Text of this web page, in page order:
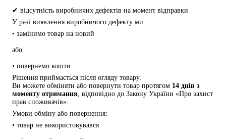
✔ відсутність виробничих дефектів на момент відправки
У разі виявлення виробничого дефекту ми:
• замінимо товар на новий
або
• повернемо кошти
Рішення приймається після огляду товару.
Ви можете обміняти або повернути товар протягом 14 днів з
моменту отримання, відповідно до Закону України «Про захист
прав споживачів».
Умови обміну або повернення:
• товар не використовувався